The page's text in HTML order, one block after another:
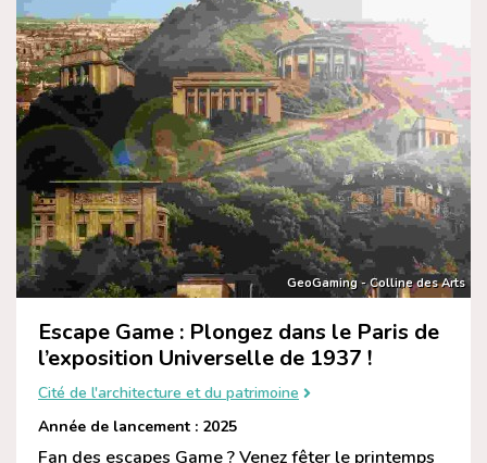
GeoGaming - Colline des Arts
Escape Game : Plongez dans le Paris de
l’exposition Universelle de 1937 !
Cité de l'architecture et du patrimoine
Année de lancement : 2025
Fan des escapes Game ? Venez fêter le printemps